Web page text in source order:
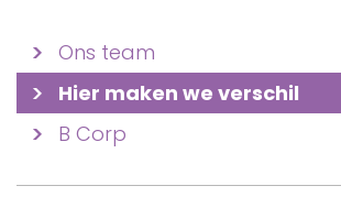
Ons team
Hier maken we verschil
B Corp